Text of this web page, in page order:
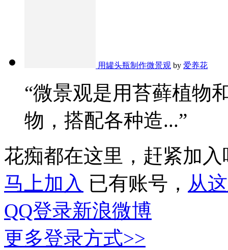
用罐头瓶制作微景观 by 爱养花
“微景观是用苔藓植物
物，搭配各种造...”
花痴都在这里，赶紧加入
马上加入 已有账号， 从
QQ登录新浪微博
更多登录方式>>